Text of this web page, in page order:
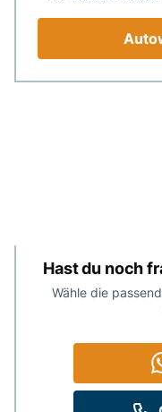
Autoankauf in
Kostenlose
Hast du noch
Wähle die